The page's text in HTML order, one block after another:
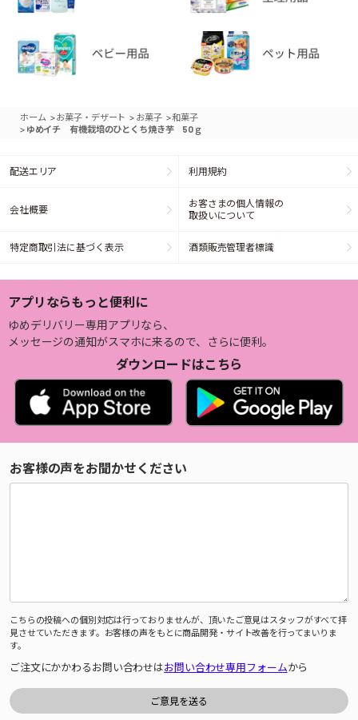
ホーム >お菓子・デザート > お菓子 >和菓子
> ゆめイチ 有機栽培のひとくち焼き芋 50ｇ
配送エリア 利用規約
会社概要
お客さまの個人情報の
取扱いについて
特定商取引法に基づく表示 酒類販売管理者標識
アプリならもっと便利に
ゆめデリバリー専用アプリなら、
メッセージの通知がスマホに来るので、さらに便利。
ダウンロードはこちら
お客様の声をお聞かせください
こちらの投稿への個別対応は行っておりませんが、頂いたご意見はスタッフがすべて拝
見させていただきます。お客様の声をもとに商品開発・サイト改善を行ってまいりま
す。
ご注文にかかわるお問い合わせはお問い合わせ専用フォームから